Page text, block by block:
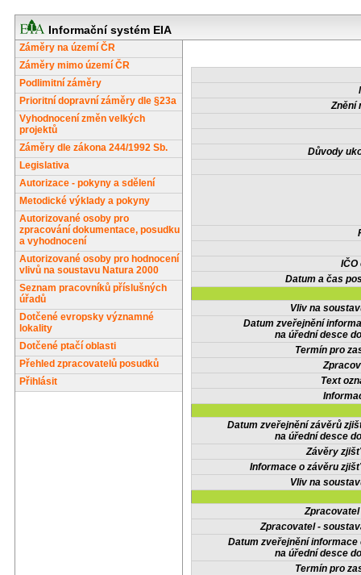
Informační systém EIA
Záměry na území ČR
Záměry mimo území ČR
Podlimitní záměry
Prioritní dopravní záměry dle §23a
Vyhodnocení změn velkých
projektů
Záměry dle zákona 244/1992 Sb.
Legislativa
Autorizace - pokyny a sdělení
Metodické výklady a pokyny
Autorizované osoby pro
zpracování dokumentace, posudku
a vyhodnocení
Autorizované osoby pro hodnocení
vlivů na soustavu Natura 2000
Seznam pracovníků příslušných
úřadů
Dotčené evropsky významné
lokality
Dotčené ptačí oblasti
Přehled zpracovatelů posudků
Přihlásit
Znění
Důvody
IČO
Datum a čas
Vliv na
Datum zveřejnění
na úřední desce
Termín pro
Text
Datum zveřejnění závěrů
na úřední desce
Závěry
Informace o závěru
Vliv na
Zpracovatel -
Datum zveřejnění informace
na úřední desce
Termín pro